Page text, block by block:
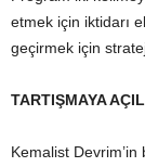
etmek için iktidarı
geçirmek için
TARTIŞMAYA
Kemalist Devrim’in